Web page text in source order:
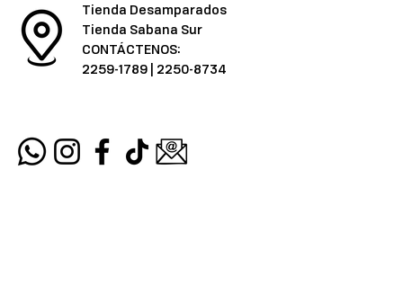
Tienda Desamparados
Tienda Sabana Sur
CONTÁCTENOS:
2259-1789 | 2250-8734